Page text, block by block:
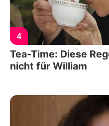
4
Tea-Time: Diese
nicht für William